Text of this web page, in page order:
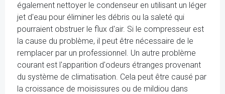
également nettoyer le condenseur en utilisant un léger
jet d'eau pour éliminer les débris ou la saleté qui
pourraient obstruer le flux d'air. Si le compresseur est
la cause du problème, il peut être nécessaire de le
remplacer par un professionnel. Un autre problème
courant est l'apparition d'odeurs étranges provenant
du système de climatisation. Cela peut être causé par
la croissance de moisissures ou de mildiou dans